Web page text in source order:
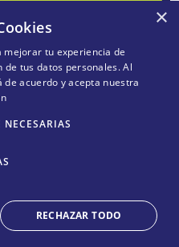
×
mejorar tu experiencia de
tus datos personales. Al
acuerdo y acepta nuestra
RECHAZAR TODO